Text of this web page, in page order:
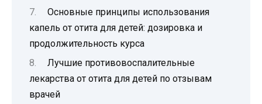
Основные принципы использования
капель от отита для детей: дозировка и
продолжительность курса
Лучшие противовоспалительные
лекарства от отита для детей по отзывам
врачей